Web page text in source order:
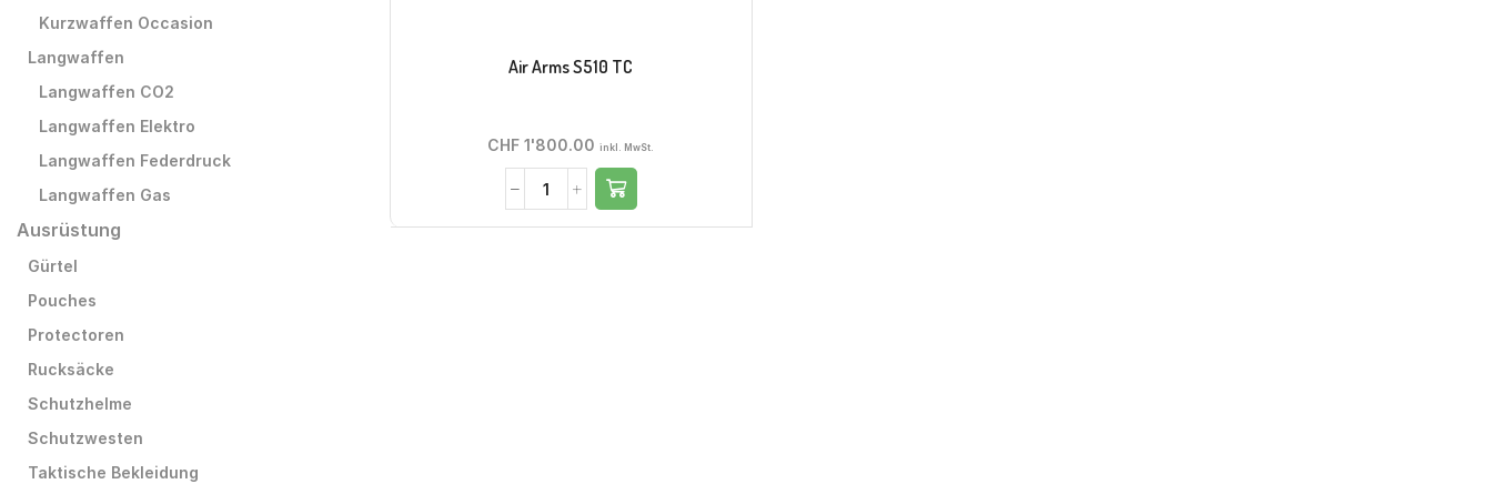
Air Arms S510 TC
CHF 1'800.00 inkl. MwSt.
Kurzwaffen Occasion
Langwaffen
Langwaffen CO2
Langwaffen Elektro
Langwaffen Federdruck
Langwaffen Gas
Ausrüstung
Gürtel
Pouches
Protectoren
Rucksäcke
Schutzhelme
Schutzwesten
Taktische Bekleidung